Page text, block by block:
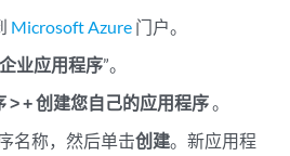
Microsoft Azure 门户。
业应用程序”。
> + 创建您自己的应用程序。
名称，然后单击创建。新应用程